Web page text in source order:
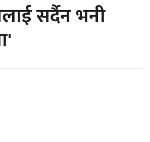
सर्दैन भनी